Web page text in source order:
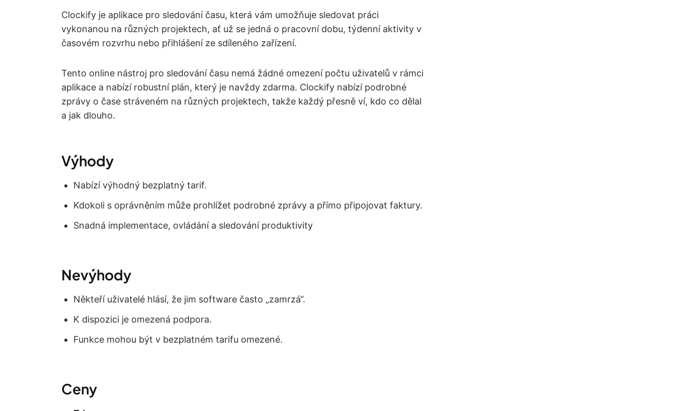
Clockify je aplikace pro sledování času, která vám umožňuje sledovat práci
vykonanou na různých projektech, ať už se jedná o pracovní dobu, týdenní aktivity v
časovém rozvrhu nebo přihlášení ze sdíleného zařízení.
Tento online nástroj pro sledování času nemá žádné omezení počtu uživatelů v rámci
aplikace a nabízí robustní plán, který je navždy zdarma. Clockify nabízí podrobné
zprávy o čase stráveném na různých projektech, takže každý přesně ví, kdo co dělal
a jak dlouho.
Výhody
Nabízí výhodný bezplatný tarif.
Kdokoli s oprávněním může prohlížet podrobné zprávy a přímo připojovat faktury.
Snadná implementace, ovládání a sledování produktivity
Nevýhody
Někteří uživatelé hlásí, že jim software často „zamrzá“.
K dispozici je omezená podpora.
Funkce mohou být v bezplatném tarifu omezené.
Ceny